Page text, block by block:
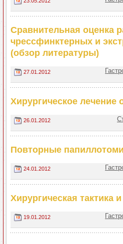
Сравнительная оценка
чрессфинктерных и
(обзор литературы)
27.01.2012
Хирургическое
26.01.2012
Повторные
24.01.2012
Хирургическая тактика
19.01.2012